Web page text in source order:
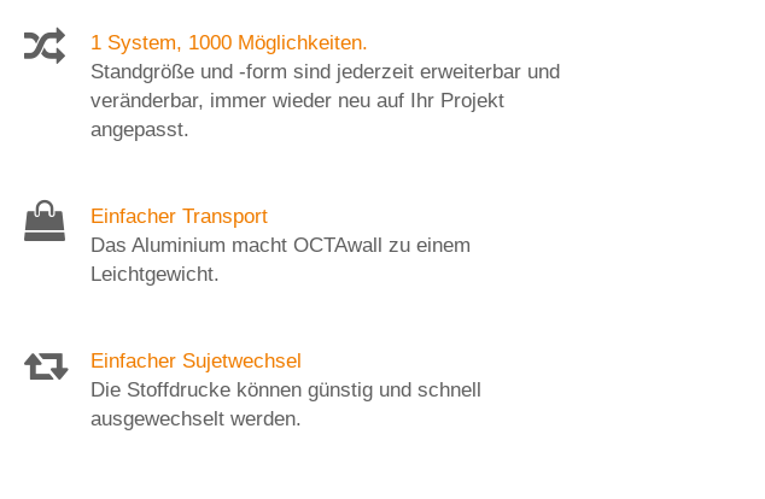
1 System, 1000 Möglichkeiten.
Standgröße und -form sind jederzeit erweiterbar und
veränderbar, immer wieder neu auf Ihr Projekt
angepasst.
Einfacher Transport
Das Aluminium macht OCTAwall zu einem
Leichtgewicht.
Einfacher Sujetwechsel
Die Stoffdrucke können günstig und schnell
ausgewechselt werden.